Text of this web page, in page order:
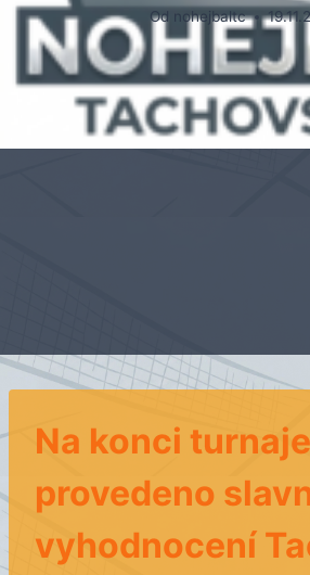
Od nohejbaltc
Na konci
provedeno
vyhodnocení